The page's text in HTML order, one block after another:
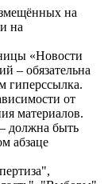
на
на
«Новости
– обязательна
гиперссылка.
от
материалов.
должна быть
абзаце